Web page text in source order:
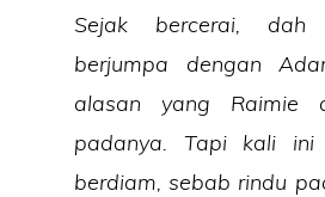
Sejak bercerai,
berjumpa dengan
alasan yang Raimie
padanya. Tapi kali
berdiam, sebab rindu